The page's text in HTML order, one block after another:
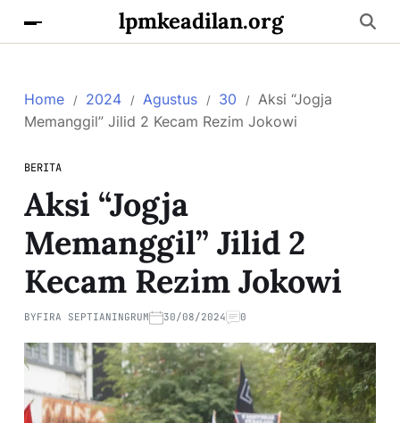
lpmkeadilan.org
Home 2024 Agustus 30
Aksi “Jogja
Memanggil” Jilid 2 Kecam Rezim Jokowi
BERITA
Aksi “Jogja
Memanggil” Jilid 2
Kecam Rezim Jokowi
BYFIRA SEPTIANINGRUM 30/08/2024 0